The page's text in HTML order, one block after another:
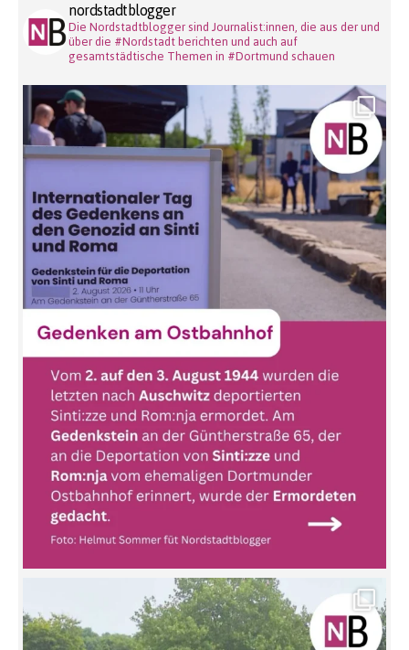
nordstadtblogger
Die Nordstadtblogger sind Journalist:innen, die aus der und
über die #Nordstadt berichten und auch auf
gesamtstädtische Themen in #Dortmund schauen